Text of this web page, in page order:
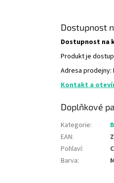
Dostupnost
Dostupnost na
Produkt je
Adresa prodejny:
Kontakt a
Doplňkové
Kategorie:
EAN:
Pohlaví:
Barva: